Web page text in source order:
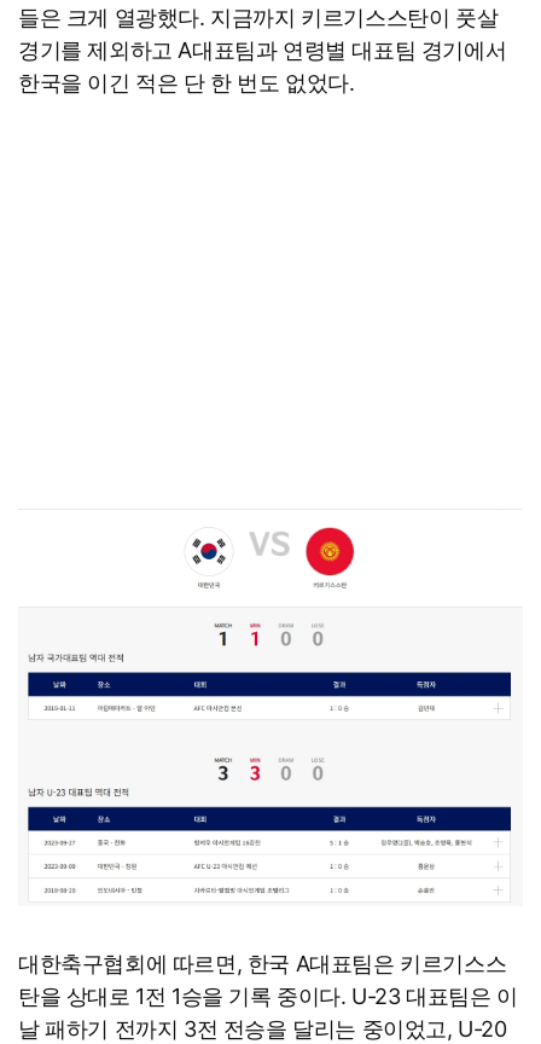
들은 크게 열광했다. 지금까지 키르기스스탄이 풋살
경기를 제외하고 A대표팀과 연령별 대표팀 경기에서
한국을 이긴 적은 단 한 번도 없었다.
대한축구협회에 따르면, 한국 A대표팀은 키르기스스
탄을 상대로 1전 1승을 기록 중이다. U-23 대표팀은 이
날 패하기 전까지 3전 전승을 달리는 중이었고, U-20